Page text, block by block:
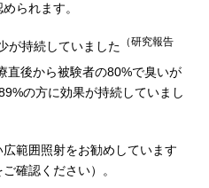
られます。
が持続していました （研究報告
直後から被験者の80%で臭いが
の方に効果が持続していまし
範囲照射をお勧めしています
確認ください）。